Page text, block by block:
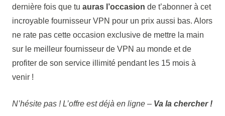
dernière fois que tu auras l’occasion de t’abonner à cet
incroyable fournisseur VPN pour un prix aussi bas. Alors
ne rate pas cette occasion exclusive de mettre la main
sur le meilleur fournisseur de VPN au monde et de
profiter de son service illimité pendant les 15 mois à
venir !
N’hésite pas ! L’offre est déjà en ligne – Va la chercher !